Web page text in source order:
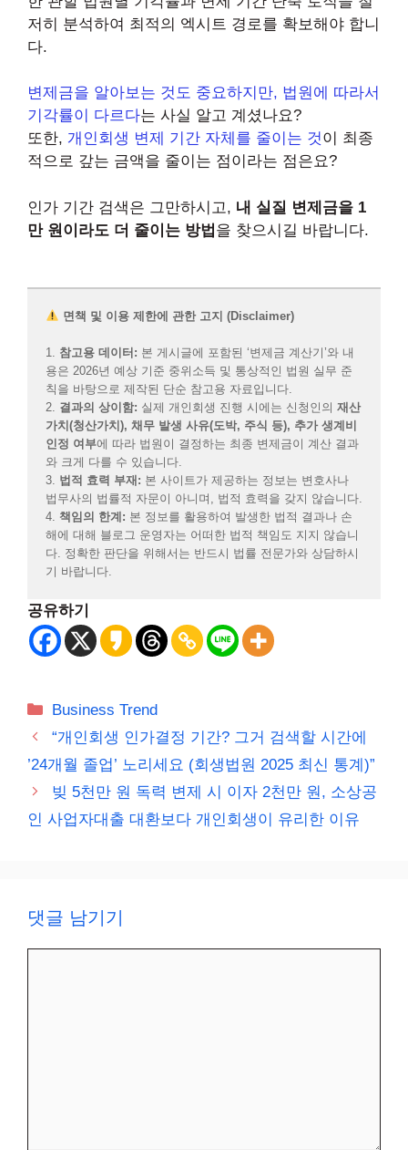
저히 분석하여 최적의 엑시트 경로를 확보해야 합니
다.
변제금을 알아보는 것도 중요하지만, 법원에 따라서
기각률이 다르다는 사실 알고 계셨나요?
또한, 개인회생 변제 기간 자체를 줄이는 것이 최종
적으로 갚는 금액을 줄이는 점이라는 점은요?
인가 기간 검색은 그만하시고, 내 실질 변제금을 1
만 원이라도 더 줄이는 방법 을 찾으시길 바랍니다.
면책 및 이용 제한에 관한 고지 (Disclaimer)
1. 참고용 데이터: 본 게시글에 포함된 ‘변제금 계산기’와 내
용은 2026년 예상 기준 중위소득 및 통상적인 법원 실무 준
칙을 바탕으로 제작된 단순 참고용 자료입니다.
2. 결과의 상이함: 실제 개인회생 진행 시에는 신청인의 재산
가치(청산가치), 채무 발생 사유(도박, 주식 등), 추가 생계비
인정 여부에 따라 법원이 결정하는 최종 변제금이 계산 결과
와 크게 다를 수 있습니다.
3. 법적 효력 부재: 본 사이트가 제공하는 정보는 변호사나
법무사의 법률적 자문이 아니며, 법적 효력을 갖지 않습니다.
4. 책임의 한계: 본 정보를 활용하여 발생한 법적 결과나 손
해에 대해 블로그 운영자는 어떠한 법적 책임도 지지 않습니
다. 정확한 판단을 위해서는 반드시 법률 전문가와 상담하시
기 바랍니다.
공유하기
카
테
리
Business Trend
“개인회생 인가결정 기간? 그거 검색할 시간에
’24개월 졸업’ 노리세요 (회생법원 2025 최신 통계)”
빚 5천만 원 독력 변제 시 이자 2천만 원, 소상공
인 사업자대출 대환보다 개인회생이 유리한 이유
댓글 남기기